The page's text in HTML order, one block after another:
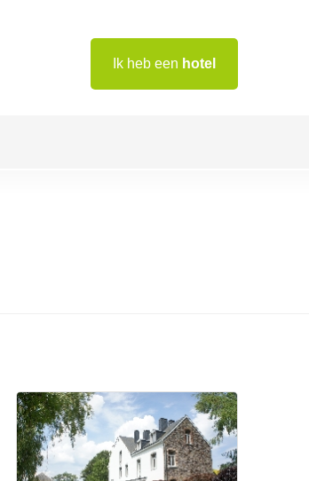
Ik heb een hotel